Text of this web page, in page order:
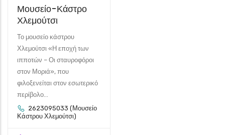
Μουσείο-Κάστρο
Χλεμούτσι
Το μουσείο κάστρου
Χλεμούτσι «Η εποχή των
ιπποτών – Οι σταυροφόροι
στον Μοριά», που
φιλοξενείται στον εσωτερικό
περίβολο...
2623095033 (Μουσείο
Κάστρου Χλεμούτσι)